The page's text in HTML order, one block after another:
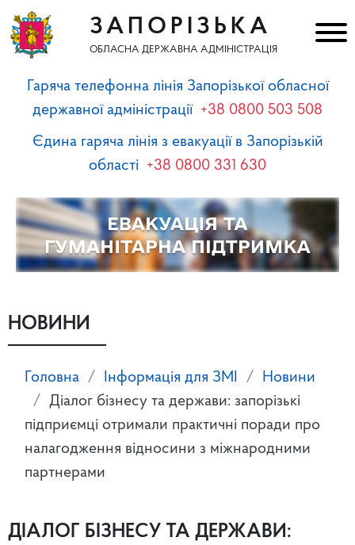
ЗАПОРІЗЬКА
ОБЛАСНА ДЕРЖАВНА АДМІНІСТРАЦІЯ
Гаряча телефонна лінія Запорізької обласної
державної адміністрації +38 0800 503 508
Єдина гаряча лінія з евакуації в Запорізькій
області +38 0800 331 630
НОВИНИ
Головна Інформація для ЗМІ
Новини
Діалог бізнесу та держави: запорізькі
підприємці отримали практичні поради про
налагодження відносини з міжнародними
партнерами
ДІАЛОГ БІЗНЕСУ ТА ДЕРЖАВИ: